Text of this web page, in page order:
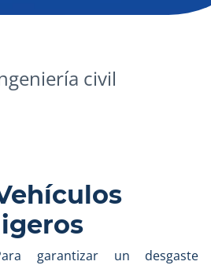
civil
garantizar un desgaste